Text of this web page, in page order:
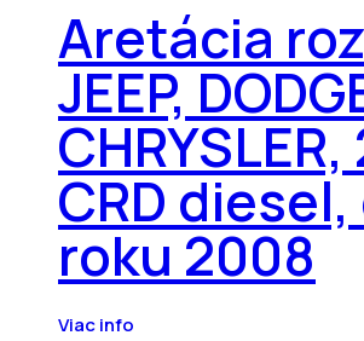
Aretácia
JEEP,
CHRYSLER,
CRD diesel,
roku 2008
Viac info